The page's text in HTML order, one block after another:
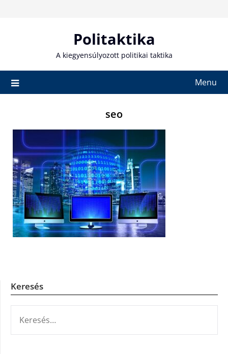
Politaktika
A kiegyensúlyozott politikai taktika
Menu
seo
Keresés